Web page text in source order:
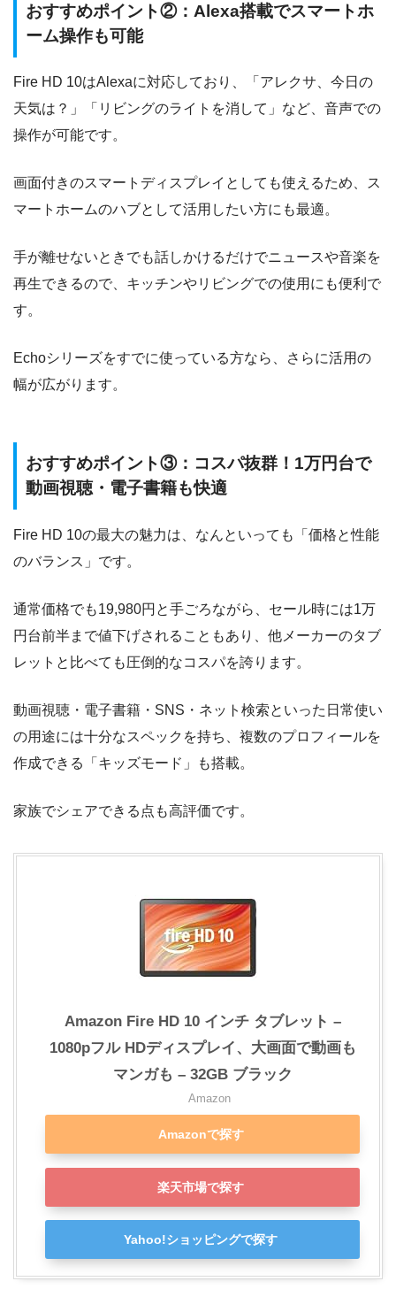
おすすめポイント②：Alexa搭載でスマートホ
ーム操作も可能
Fire HD 10はAlexaに対応しており、「アレクサ、今日の
天気は？」「リビングのライトを消して」など、音声での
操作が可能です。
画面付きのスマートディスプレイとしても使えるため、ス
マートホームのハブとして活用したい方にも最適。
手が離せないときでも話しかけるだけでニュースや音楽を
再生できるので、キッチンやリビングでの使用にも便利で
す。
Echoシリーズをすでに使っている方なら、さらに活用の
幅が広がります。
おすすめポイント③：コスパ抜群！1万円台で
動画視聴・電子書籍も快適
Fire HD 10の最大の魅力は、なんといっても「価格と性能
のバランス」です。
通常価格でも19,980円と手ごろながら、セール時には1万
円台前半まで値下げされることもあり、他メーカーのタブ
レットと比べても圧倒的なコスパを誇ります。
動画視聴・電子書籍・SNS・ネット検索といった日常使い
の用途には十分なスペックを持ち、複数のプロフィールを
作成できる「キッズモード」も搭載。
家族でシェアできる点も高評価です。
Amazon Fire HD 10 インチ タブレット –
1080pフル HDディスプレイ、大画面で動画も
マンガも – 32GB ブラック
Amazon
Amazonで探す
楽天市場で探す
Yahoo!ショッピングで探す